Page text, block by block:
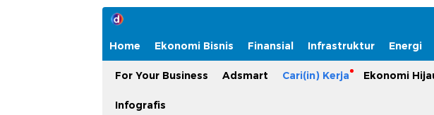
Home Ekonomi Bisnis Finansial Infrastruktur Energi
For Your Business Adsmart Cari(in) Kerja Ekonomi
Infografis